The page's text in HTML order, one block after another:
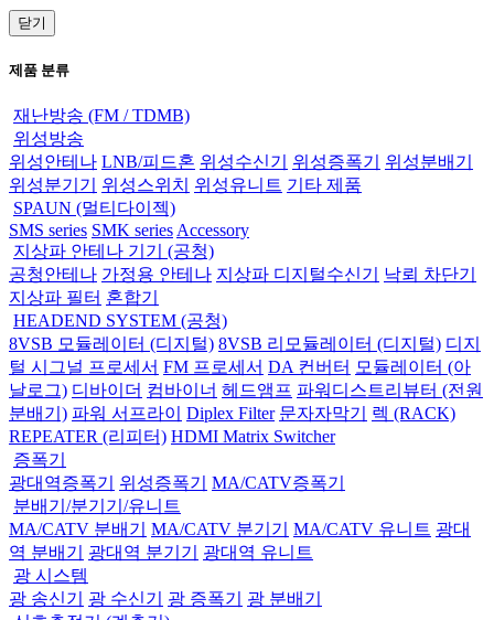
닫기
제품 분류
재난방송 (FM / TDMB)
위성방송
위성안테나 LNB/피드혼 위성수신기 위성증폭기
위성분배기
위성분기기
위성스위치 위성유니트 기타 제품
SPAUN (멀티다이젝)
SMS series SMK series Accessory
지상파 안테나 기기 (공청)
공청안테나 가정용 안테나 지상파 디지털수신기
낙뢰 차단기
지상파 필터 혼합기
HEADEND SYSTEM (공청)
8VSB 모듈레이터 (디지털) 8VSB 리모듈레이터 (디지털) 디지
털 시그널 프로세서 FM 프로세서 DA 컨버터 모듈레이터 (아
날로그) 디바이더 컴바이너 헤드앰프 파워디스트리뷰터 (전원
분배기) 파워 서프라이 Diplex Filter 문자자막기
렉 (RACK)
REPEATER (리피터) HDMI Matrix Switcher
증폭기
광대역증폭기
위성증폭기
MA/CATV증폭기
분배기/분기기/유니트
MA/CATV 분배기
MA/CATV 분기기 MA/CATV 유니트 광대
역 분배기
광대역 분기기
광대역 유니트
광 시스템
광 송신기
광 수신기 광 증폭기
광 분배기